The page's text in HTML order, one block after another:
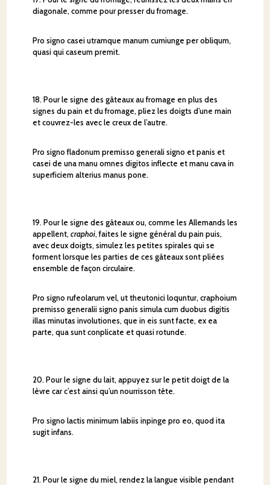
diagonale, comme pour presser du fromage.
Pro signo casei utramque manum cumiunge per obliqum,
quasi qui caseum premit.
18. Pour le signe des gâteaux au fromage en plus des
signes du pain et du fromage, pliez les doigts d’une main
et couvrez-les avec le creux de l’autre.
Pro signo fladonum premisso generali signo et panis et
casei de una manu omnes digitos inflecte et manu cava in
superficiem alterius manus pone.
19. Pour le signe des gâteaux ou, comme les Allemands les
appellent, craphoi, faites le signe général du pain puis,
avec deux doigts, simulez les petites spirales qui se
forment lorsque les parties de ces gâteaux sont pliées
ensemble de façon circulaire.
Pro signo rufeolarum vel, ut theutonici loquntur, craphoium
premisso generalii signo panis simula cum duobus digitis
illas minutas involutiones, que in eis sunt facte, ex ea
parte, qua sunt conplicate et quasi rotunde.
20. Pour le signe du lait, appuyez sur le petit doigt de la
lèvre car c’est ainsi qu’un nourrisson tête.
Pro signo lactis minimum labiis inpinge pro eo, quod ita
sugit infans.
21. Pour le signe du miel, rendez la langue visible pendant